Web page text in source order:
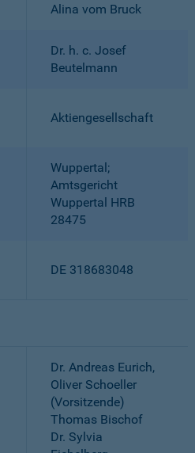
Alina vom Bruck
Dr. h. c. Josef
Beutelmann
Aktiengesellschaft
Wuppertal;
Amtsgericht
Wuppertal HRB
28475
DE 318683048
Dr. Andreas Eurich,
Oliver Schoeller
(Vorsitzende)
Thomas Bischof
Dr. Sylvia